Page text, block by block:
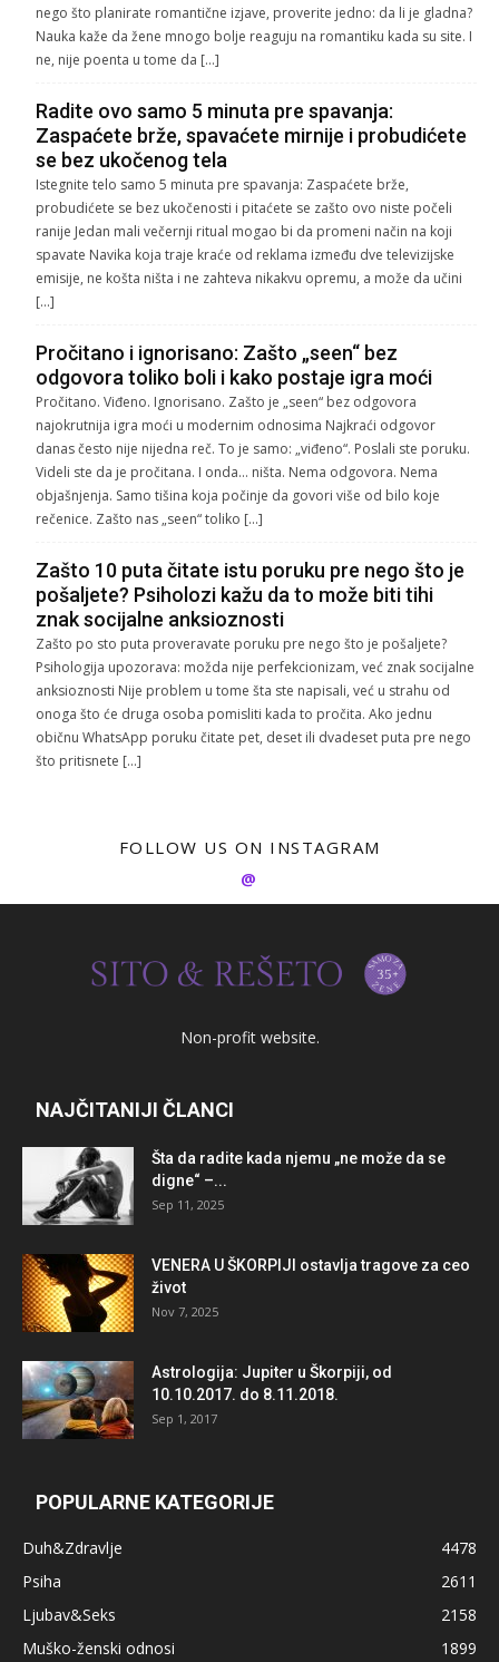
nego što planirate romantične izjave, proverite jedno: da li je gladna?
Nauka kaže da žene mnogo bolje reaguju na romantiku kada su site. I
ne, nije poenta u tome da […]
Radite ovo samo 5 minuta pre spavanja:
Zaspaćete brže, spavaćete mirnije i probudićete
se bez ukočenog tela
Istegnite telo samo 5 minuta pre spavanja: Zaspaćete brže,
probudićete se bez ukočenosti i pitaćete se zašto ovo niste počeli
ranije Jedan mali večernji ritual mogao bi da promeni način na koji
spavate Navika koja traje kraće od reklama između dve televizijske
emisije, ne košta ništa i ne zahteva nikakvu opremu, a može da učini
[…]
Pročitano i ignorisano: Zašto „seen“ bez
odgovora toliko boli i kako postaje igra moći
Pročitano. Viđeno. Ignorisano. Zašto je „seen“ bez odgovora
najokrutnija igra moći u modernim odnosima Najkraći odgovor
danas često nije nijedna reč. To je samo: „viđeno“. Poslali ste poruku.
Videli ste da je pročitana. I onda… ništa. Nema odgovora. Nema
objašnjenja. Samo tišina koja počinje da govori više od bilo koje
rečenice. Zašto nas „seen“ toliko […]
Zašto 10 puta čitate istu poruku pre nego što je
pošaljete? Psiholozi kažu da to može biti tihi
znak socijalne anksioznosti
Zašto po sto puta proveravate poruku pre nego što je pošaljete?
Psihologija upozorava: možda nije perfekcionizam, već znak socijalne
anksioznosti Nije problem u tome šta ste napisali, već u strahu od
onoga što će druga osoba pomisliti kada to pročita. Ako jednu
običnu WhatsApp poruku čitate pet, deset ili dvadeset puta pre nego
što pritisnete […]
FOLLOW US ON INSTAGRAM
@
Non-profit website.
NAJČITANIJI ČLANCI
Šta da radite kada njemu „ne može da se
digne“ –...
Sep 11, 2025
VENERA U ŠKORPIJI ostavlja tragove za ceo
život
Nov 7, 2025
Astrologija: Jupiter u Škorpiji, od
10.10.2017. do 8.11.2018.
Sep 1, 2017
POPULARNE KATEGORIJE
Duh&Zdravlje
4478
Psiha
2611
Ljubav&Seks
2158
Muško-ženski odnosi
1899